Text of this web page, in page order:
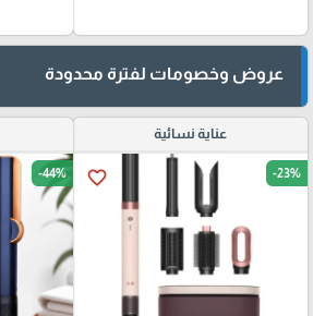
عروض وخصومات لفترة محدودة
عناية نسائية
favorite_border -23%
-44%